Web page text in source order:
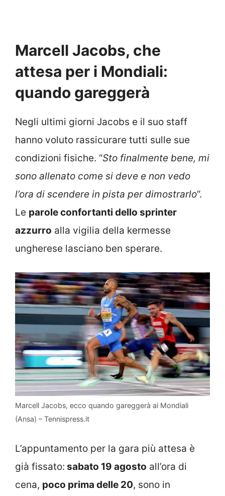
Marcell Jacobs, che
attesa per i Mondiali:
quando gareggerà
Negli ultimi giorni Jacobs e il suo staff
hanno voluto rassicurare tutti sulle sue
condizioni fisiche. “Sto finalmente bene, mi
sono allenato come si deve e non vedo
l’ora di scendere in pista per dimostrarlo“.
Le parole confortanti dello sprinter
azzurro alla vigilia della kermesse
ungherese lasciano ben sperare.
Marcell Jacobs, ecco quando gareggerà ai Mondiali
(Ansa) – Tennispress.it
L’appuntamento per la gara più attesa è
già fissato: sabato 19 agosto all’ora di
cena, poco prima delle 20, sono in